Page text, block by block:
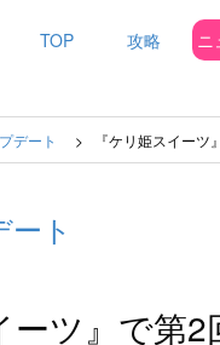
TOP 攻略 ニ
デート 『ケリ姫スイー
ト
ーツ』で第